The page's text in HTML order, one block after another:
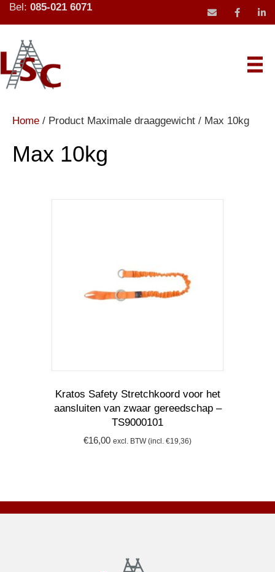
Bel: 085-021 6071
mail icoon
Home / Product Maximale draaggewicht / Max 10kg
Max 10kg
Kratos Safety Stretchkoord voor het
aansluiten van zwaar gereedschap –
TS9000101
€16,00 excl. BTW (incl. €19,36)